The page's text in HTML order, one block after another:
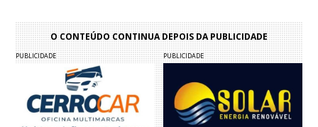
O CONTEÚDO CONTINUA DEPOIS DA PUBLICIDADE
PUBLICIDADE PUBLICIDADE